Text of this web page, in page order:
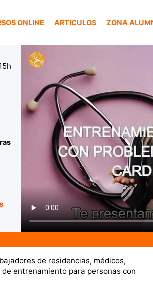
ONLINE ARTICULOS ZONA
de residencias, médicos,
entrenamiento para personas con